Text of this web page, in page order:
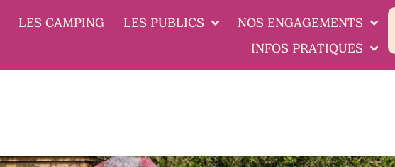
LES CAMPING LES PUBLICS
NOS ENGAGEMENTS
INFOS PRATIQUES